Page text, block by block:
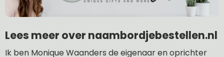
Lees meer over naambordjebestellen.nl
Ik ben Monique Waanders de eigenaar en oprichter